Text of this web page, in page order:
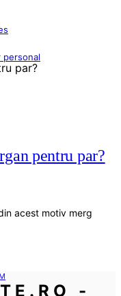
personal
pentru par?
acest motiv merg